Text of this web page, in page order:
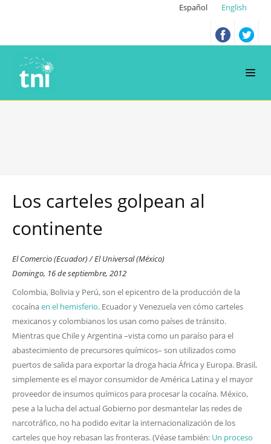
Español English
Los carteles golpean al
continente
El Comercio (Ecuador) / El Universal (México)
Domingo, 16 de septiembre, 2012
Colombia, Bolivia y Perú, son el epicentro de la producción de la
cocaínaen el hemisferio. Ecuador y Venezuela ven cómo carteles
mexicanos y colombianos los usan como países de tránsito.
Mientras que Chile y Argentina –vista como un paraíso para el
abastecimiento de precursores químicos– son utilizados como
puertos de salida para exportar la droga hacia África y Europa. Brasil,
simplemente es el mayor consumidor de América Latina y el mayor
proveedor de insumos químicos para procesar la cocaína. México,
pese a la lucha del actual Gobierno por desmantelar las redes de
narcotráfico, no ha podido evitar la internacionalización de los
carteles que hoy rebasan las fronteras. (Véase también: Un proceso